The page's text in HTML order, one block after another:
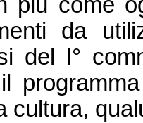
più come
da
del I°
cultura,